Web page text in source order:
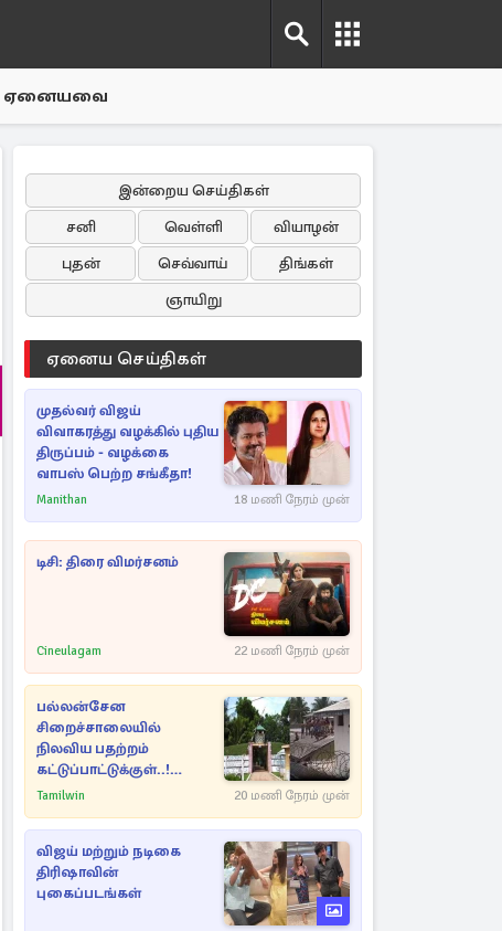
ஏனையவை
இன்றைய செய்திகள்
சனி
வெள்ளி
வியாழன்
புதன்
செவ்வாய்
திங்கள்
ஞாயிறு
ஏனைய செய்திகள்
முதல்வர் விஜய்
விவாகரத்து வழக்கில் புதிய
திருப்பம் - வழக்கை
வாபஸ் பெற்ற சங்கீதா!
Manithan 18 மணி நேரம் முன்
டிசி: திரை விமர்சனம்
Cineulagam 22 மணி நேரம் முன்
பல்லன்சேன
சிறைச்சாலையில்
நிலவிய பதற்றம்
கட்டுப்பாட்டுக்குள்..!
அதிரடியாக களமிறங்கிய
Tamilwin 20 மணி நேரம் முன்
விஜய் மற்றும் நடிகை
திரிஷாவின்
புகைப்படங்கள்